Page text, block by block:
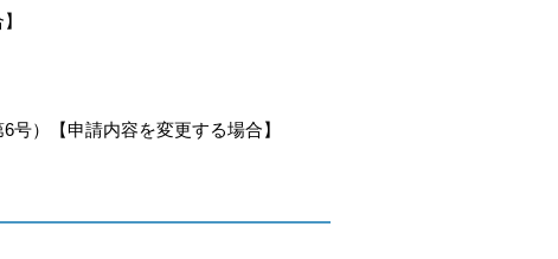
）【申請内容を変更する場合】